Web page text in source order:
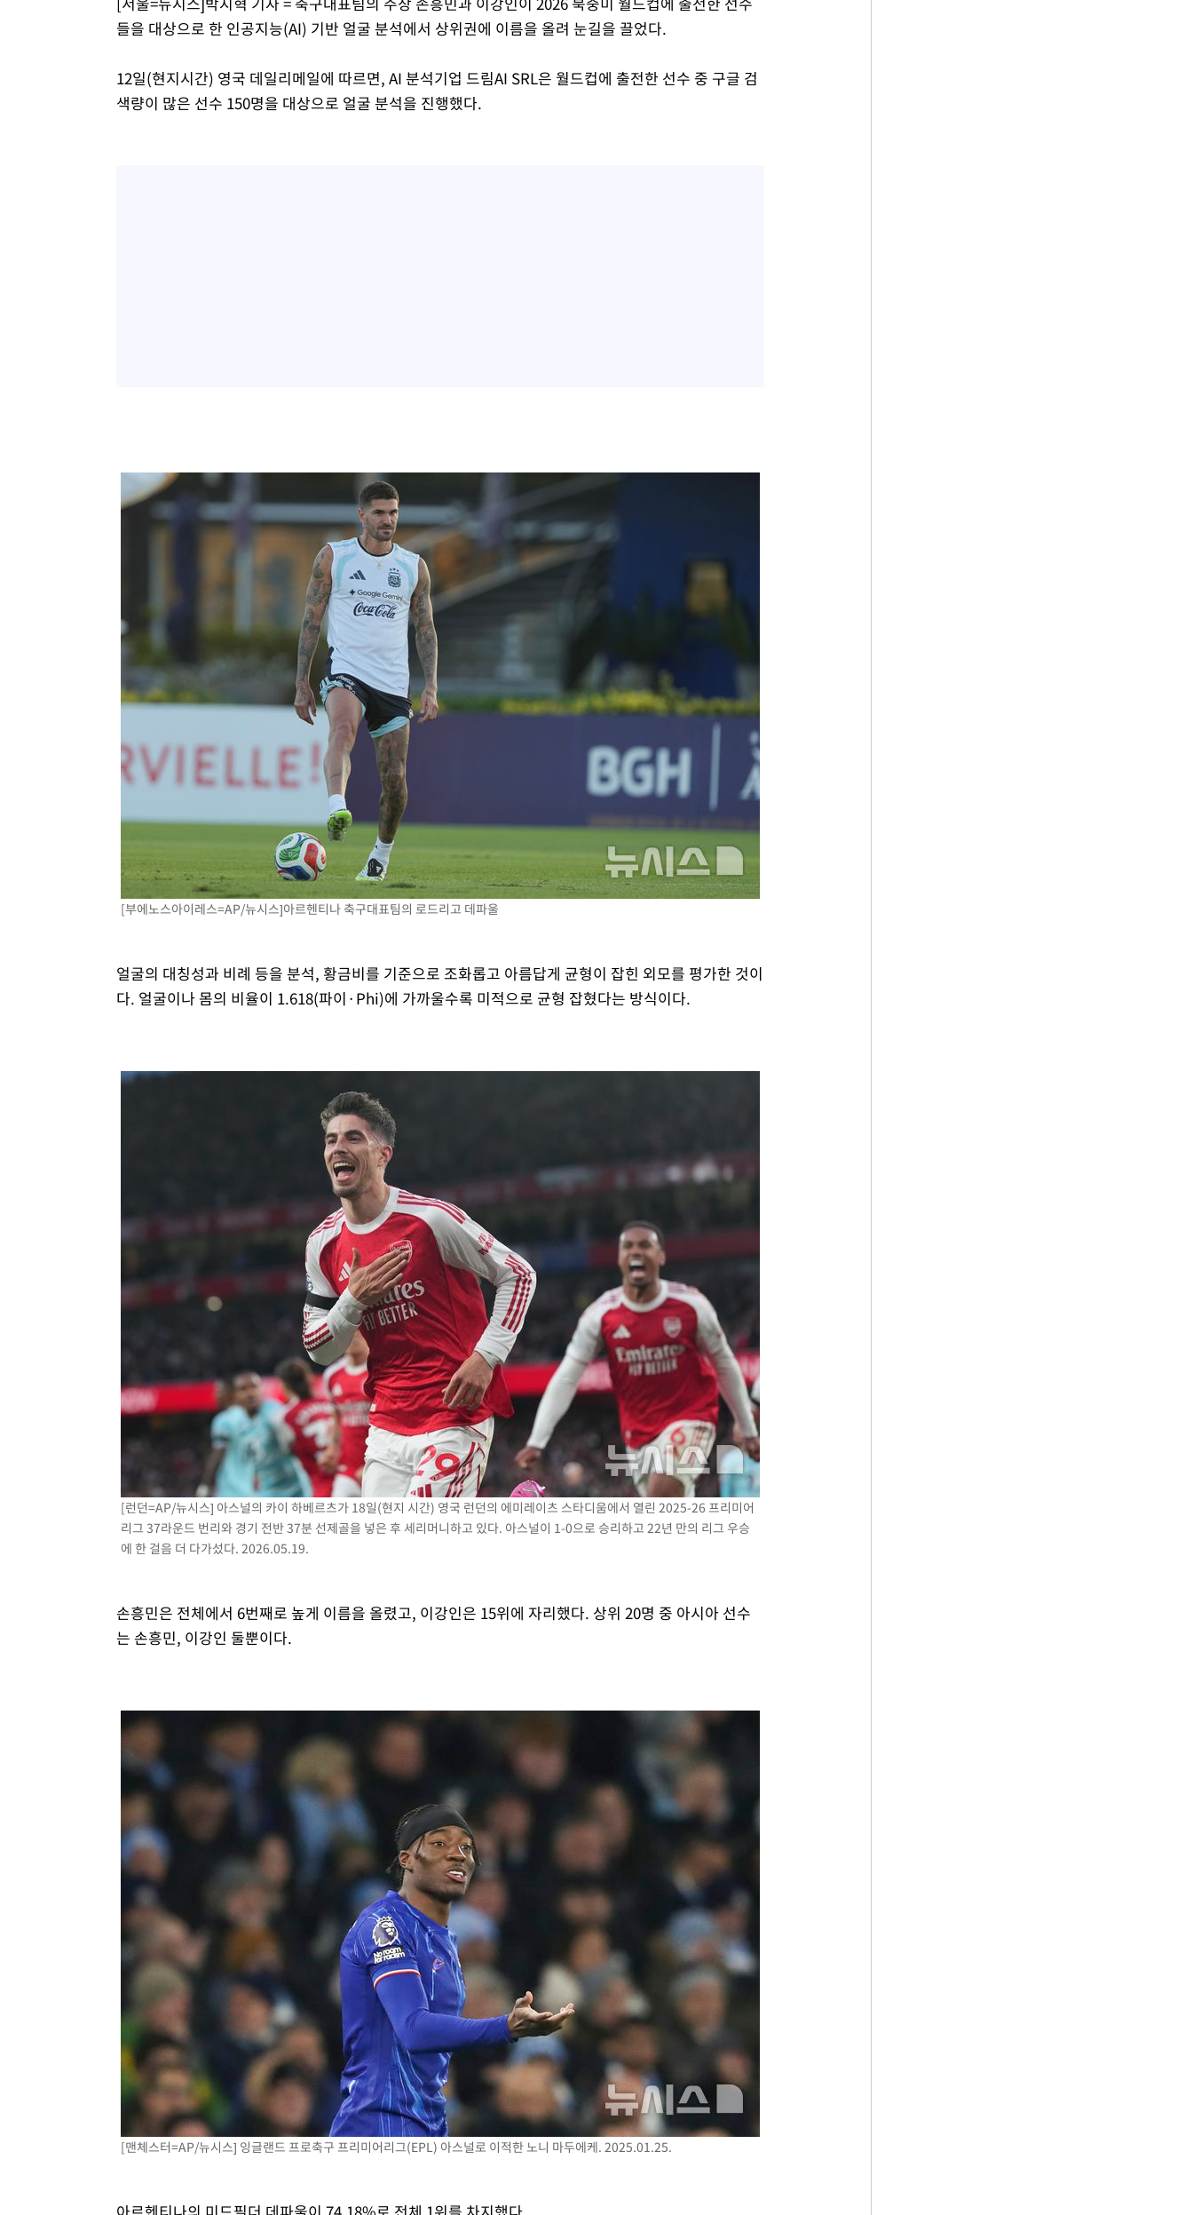
[속보]원·달러 환율, 0.7원 내린 1423.8원 마감
손흥민, 5경기 연속골 실패…LAFC는 승부차기 끝 과달라하라 격파
내일까지 39도 '펄펄'…기상청 "태풍 지나며 폭염 잠시 꺾인다"
들을 대상으로 한 인공지능(AI) 기반 얼굴 분석에서 상위권에 이름을 올려 눈길을 끌었다.
12일(현지시간) 영국 데일리메일에 따르면, AI 분석기업 드림AI SRL은 월드컵에 출전한 선수 중 구글 검
색량이 많은 선수 150명을 대상으로 얼굴 분석을 진행했다.
[부에노스아이레스=AP/뉴시스]아르헨티나 축구대표팀의 로드리고 데파울
얼굴의 대칭성과 비례 등을 분석, 황금비를 기준으로 조화롭고 아름답게 균형이 잡힌 외모를 평가한 것이
다. 얼굴이나 몸의 비율이 1.618(파이·Phi)에 가까울수록 미적으로 균형 잡혔다는 방식이다.
[런던=AP/뉴시스] 아스널의 카이 하베르츠가 18일(현지 시간) 영국 런던의 에미레이츠 스타디움에서 열린 2025-26 프리미어
리그 37라운드 번리와 경기 전반 37분 선제골을 넣은 후 세리머니하고 있다. 아스널이 1-0으로 승리하고 22년 만의 리그 우승
에 한 걸음 더 다가섰다. 2026.05.19.
손흥민은 전체에서 6번째로 높게 이름을 올렸고, 이강인은 15위에 자리했다. 상위 20명 중 아시아 선수
는 손흥민, 이강인 둘뿐이다.
[맨체스터=AP/뉴시스] 잉글랜드 프로축구 프리미어리그(EPL) 아스널로 이적한 노니 마두에케. 2025.01.25.